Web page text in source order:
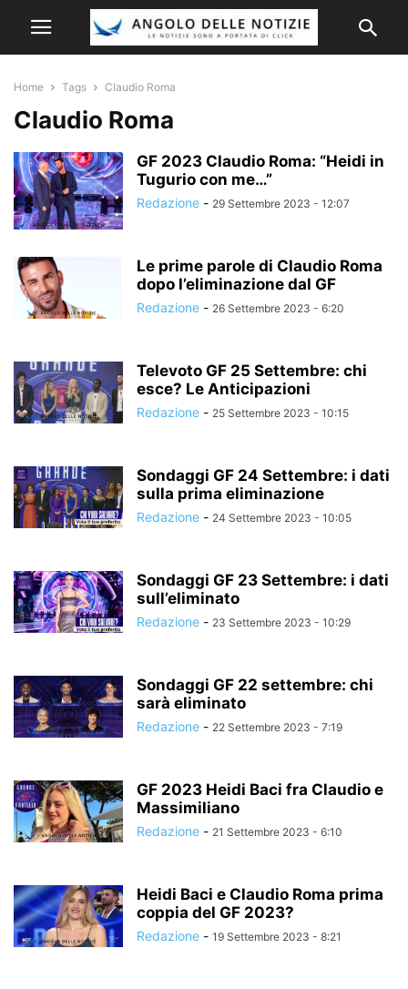
Home Tags Claudio Roma
Claudio Roma
GF 2023 Claudio Roma: “Heidi in
Tugurio con me…”
Redazione - 29 Settembre 2023 - 12:07
Le prime parole di Claudio Roma
dopo l’eliminazione dal GF
Redazione - 26 Settembre 2023 - 6:20
Televoto GF 25 Settembre: chi
esce? Le Anticipazioni
Redazione - 25 Settembre 2023 - 10:15
Sondaggi GF 24 Settembre: i dati
sulla prima eliminazione
Redazione - 24 Settembre 2023 - 10:05
Sondaggi GF 23 Settembre: i dati
sull’eliminato
Redazione - 23 Settembre 2023 - 10:29
Sondaggi GF 22 settembre: chi
sarà eliminato
Redazione - 22 Settembre 2023 - 7:19
GF 2023 Heidi Baci fra Claudio e
Massimiliano
Redazione - 21 Settembre 2023 - 6:10
Heidi Baci e Claudio Roma prima
coppia del GF 2023?
Redazione - 19 Settembre 2023 - 8:21